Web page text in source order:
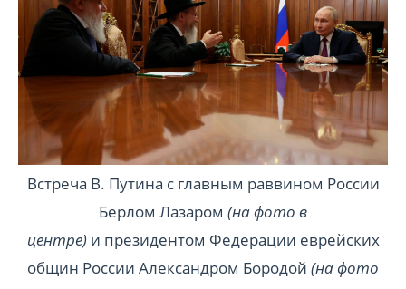
Встреча В. Путина с главным раввином России
Берлом Лазаром (на фото в
центре)и президентом Федерации еврейских
общин России Александром Бородой (на фото